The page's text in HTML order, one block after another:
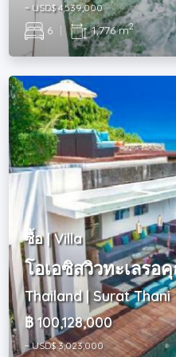
~ USD$ 4,539,000
6 | 1,776 m2
ซื้อ | Villa
โอเอซิสวิวทะเลรอ
Thailand | Surat Thani
฿ 100,128,000
~ USD$ 3,023,000